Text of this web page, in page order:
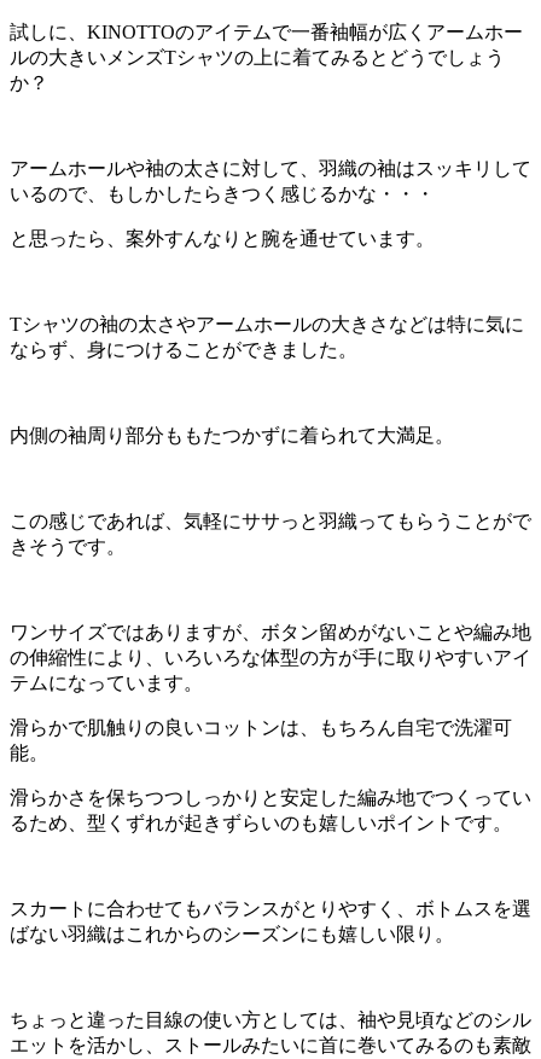
試しに、KINOTTOのアイテムで一番袖幅が広くアームホー
ルの大きいメンズTシャツの上に着てみるとどうでしょう
か？
アームホールや袖の太さに対して、羽織の袖はスッキリして
いるので、もしかしたらきつく感じるかな・・・
と思ったら、案外すんなりと腕を通せています。
Tシャツの袖の太さやアームホールの大きさなどは特に気に
ならず、身につけることができました。
内側の袖周り部分ももたつかずに着られて大満足。
この感じであれば、気軽にササっと羽織ってもらうことがで
きそうです。
ワンサイズではありますが、ボタン留めがないことや編み地
の伸縮性により、いろいろな体型の方が手に取りやすいアイ
テムになっています。
滑らかで肌触りの良いコットンは、もちろん自宅で洗濯可
能。
滑らかさを保ちつつしっかりと安定した編み地でつくってい
るため、型くずれが起きずらいのも嬉しいポイントです。
スカートに合わせてもバランスがとりやすく、ボトムスを選
ばない羽織はこれからのシーズンにも嬉しい限り。
ちょっと違った目線の使い方としては、袖や見頃などのシル
エットを活かし、ストールみたいに首に巻いてみるのも素敵